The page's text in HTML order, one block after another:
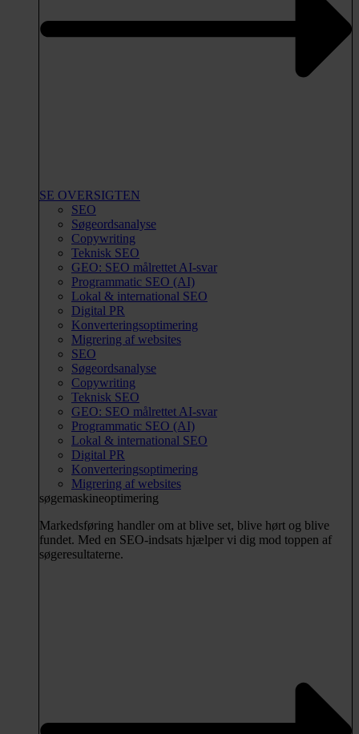
SE OVERSIGTEN
SEO
Søgeordsanalyse
Copywriting
Teknisk SEO
GEO: SEO målrettet AI-svar
Programmatic SEO (AI)
Lokal & international SEO
Digital PR
Konverteringsoptimering
Migrering af websites
SEO
Søgeordsanalyse
Copywriting
Teknisk SEO
GEO: SEO målrettet AI-svar
Programmatic SEO (AI)
Lokal & international SEO
Digital PR
Konverteringsoptimering
Migrering af websites
søgemaskineoptimering
Markedsføring handler om at blive set, blive hørt og blive
fundet. Med en SEO-indsats hjælper vi dig mod toppen af
søgeresultaterne.